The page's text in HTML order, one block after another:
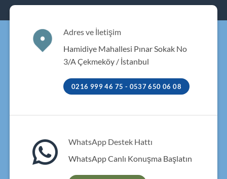
Adres ve İletişim
Hamidiye Mahallesi Pınar Sokak No
3/A Çekmeköy / İstanbul
0216 999 46 75 - 0537 650 06 08
WhatsApp Destek Hattı
WhatsApp Canlı Konuşma Başlatın